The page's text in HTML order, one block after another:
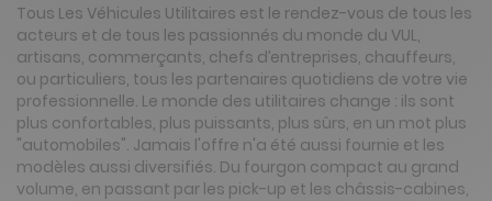
Tous Les Véhicules Utilitaires est le rendez-vous de tous les
acteurs et de tous les passionnés du monde du VUL,
artisans, commerçants, chefs d’entreprises, chauffeurs,
ou particuliers, tous les partenaires quotidiens de votre vie
professionnelle. Le monde des utilitaires change : ils sont
plus confortables, plus puissants, plus sûrs, en un mot plus
"automobiles". Jamais l'offre n'a été aussi fournie et les
modèles aussi diversifiés. Du fourgon compact au grand
volume, en passant par les pick-up et les châssis-cabines,